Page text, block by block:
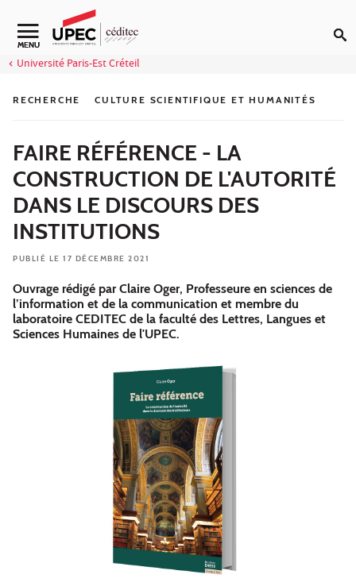
Aller au contenu
MENU
Université Paris-Est Créteil
RECHERCHE CULTURE SCIENTIFIQUE ET HUMANITÉS
FAIRE RÉFÉRENCE - LA
CONSTRUCTION DE L'AUTORITÉ
DANS LE DISCOURS DES
INSTITUTIONS
PUBLIÉ LE 17 DÉCEMBRE 2021
Ouvrage rédigé par Claire Oger, Professeure en sciences de
l’information et de la communication et membre du
laboratoire CEDITEC de la faculté des Lettres, Langues et
Sciences Humaines de l'UPEC.